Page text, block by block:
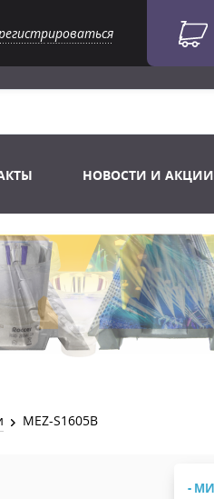
Декор
6-120 V
110-240 V
Лампы
Лампы
Готовые
Лебёдки
Фермы
6и
НОВОСТИ И АКЦИИ
MEZ-S1605B
-